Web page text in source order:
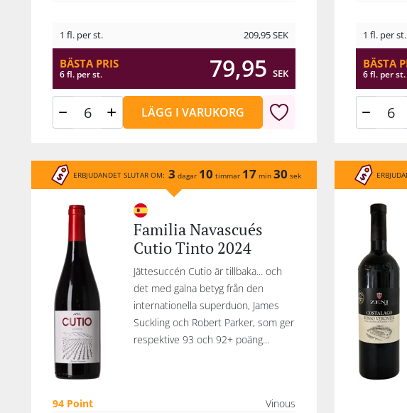
1 fl. per st. 209,95SEK
BÄSTA PRIS
6 fl. per st. 79,95 SEK
LÄGG I VARUKORG
1 fl. per st.
BÄSTA
6 fl. per st.
ERBJUDANDET SLUTAR OM: 3 dagar 10 timmar 17 min 30 sek
Familia Navascués
Cutio Tinto 2024
Jättesuccén Cutio är tillbaka... och
det med galna betyg från den
internationella superduon, James
Suckling och Robert Parker, som ger
respektive 93 och 92+ poäng...
94 Point
Vinous